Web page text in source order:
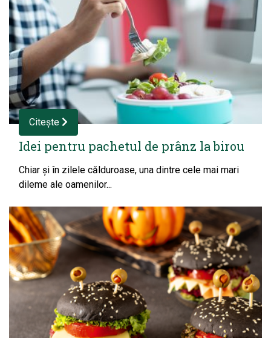
Citește
Idei pentru pachetul de prânz la birou
Chiar și în zilele călduroase, una dintre cele mai mari
dileme ale oamenilor...